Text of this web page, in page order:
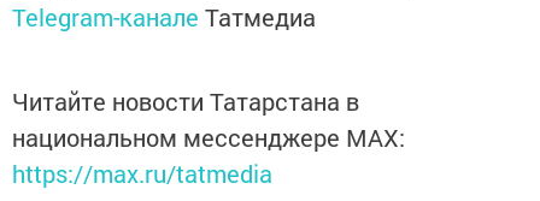
Telegram-канале Татмедиа
Читайте новости Татарстана в
национальном мессенджере MАХ:
https://max.ru/tatmedia